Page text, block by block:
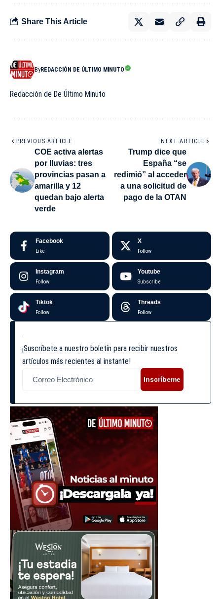
Share This Article
ByREDACCIÓN DE ÚLTIMO MINUTO
Redacción de De Último Minuto
PREVIOUS ARTICLE
COE activa alertas
por lluvias: tres
provincias pasan a
amarilla y 12
quedan bajo alerta
verde
NEXT ARTICLE
Trump dice que
España “se
redimió” al acceder
a una solicitud de
pago de la OTAN
Facebook
Like
X
Follow
Instagram
Follow
Youtube
Subscribe
Tiktok
Follow
Threads
Follow
¡Suscríbete a nuestro boletín para recibir nuestros
artículos más recientes al instante!
Inscríbeme